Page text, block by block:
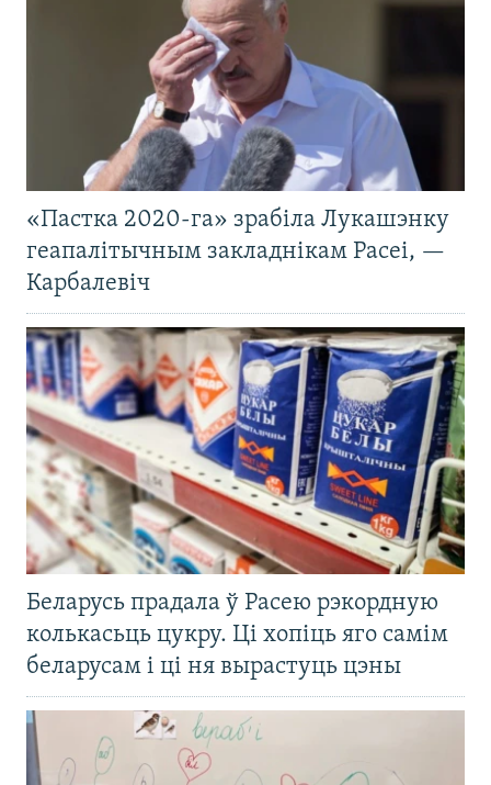
«Пастка 2020-га» зрабіла Лукашэнку
геапалітычным закладнікам Расеі, —
Карбалевіч
Беларусь прадала ў Расею рэкордную
колькасьць цукру. Ці хопіць яго самім
беларусам і ці ня вырастуць цэны